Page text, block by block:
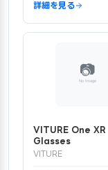
詳細を見る
VITURE One XR
Glasses
VITURE